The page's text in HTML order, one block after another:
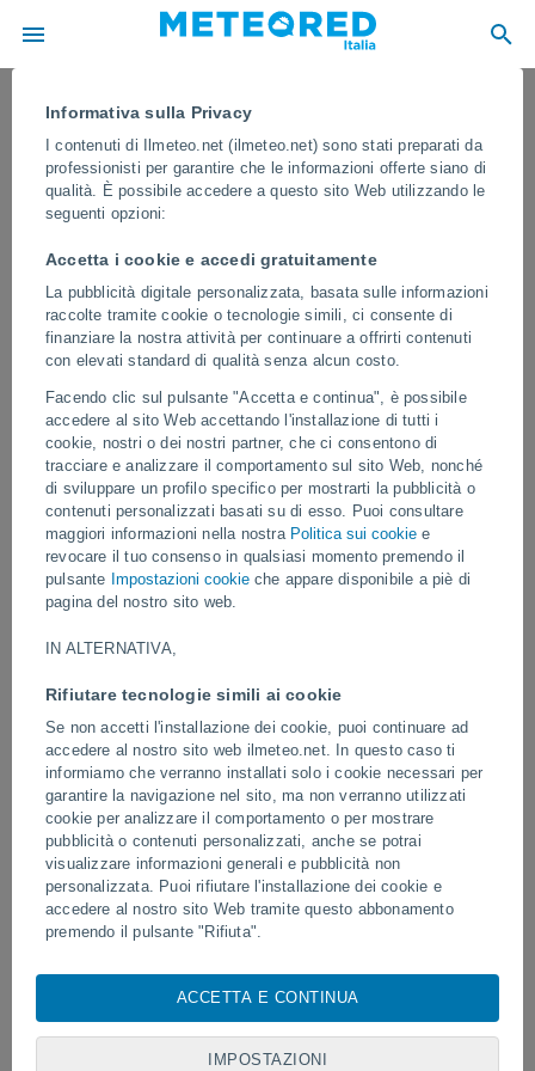
Informativa sulla Privacy
I contenuti di Ilmeteo.net (ilmeteo.net) sono stati preparati da
professionisti per garantire che le informazioni offerte siano di
qualità. È possibile accedere a questo sito Web utilizzando le
seguenti opzioni:
Accetta i cookie e accedi gratuitamente
La pubblicità digitale personalizzata, basata sulle informazioni
raccolte tramite cookie o tecnologie simili, ci consente di
finanziare la nostra attività per continuare a offrirti contenuti
con elevati standard di qualità senza alcun costo.
Facendo clic sul pulsante "Accetta e continua", è possibile
accedere al sito Web accettando l'installazione di tutti i
cookie, nostri o dei nostri partner, che ci consentono di
tracciare e analizzare il comportamento sul sito Web, nonché
di sviluppare un profilo specifico per mostrarti la pubblicità o
contenuti personalizzati basati su di esso. Puoi consultare
maggiori informazioni nella nostra Politica sui cookie e
revocare il tuo consenso in qualsiasi momento premendo il
pulsante Impostazioni cookieche appare disponibile a piè di
pagina del nostro sito web.
IN ALTERNATIVA,
Rifiutare tecnologie simili ai cookie
Se non accetti l'installazione dei cookie, puoi continuare ad
accedere al nostro sito web ilmeteo.net. In questo caso ti
informiamo che verranno installati solo i cookie necessari per
garantire la navigazione nel sito, ma non verranno utilizzati
cookie per analizzare il comportamento o per mostrare
pubblicità o contenuti personalizzati, anche se potrai
visualizzare informazioni generali e pubblicità non
personalizzata. Puoi rifiutare l'installazione dei cookie e
accedere al nostro sito Web tramite questo abbonamento
premendo il pulsante "Rifiuta".
identificatori univoci o tecnologie simili per archiviare,
sito web, indirizzi IP e identificatori di cookie. Alcuni fornitori
potrebbero trattare i tuoi dati personali sulla base di un
ACCETTA E CONTINUA
IMPOSTAZIONI
Grandine gigantesca devasta Isla
Verde, Argentina
Le dimensioni della grandine hanno distrutto numerose auto e
vetri, causando danni significativi ai terreni agricoli. Le autorità
hanno chiesto alla popolazione di limitare gli spostamenti a causa
delle gravi condizioni meteorologiche.
Video
Un fulmine colpisce un campo da
calcio a Narathiwat, in Thailandia.
Eruzione e intensa
Fuego, in Guatemala.
Seguici